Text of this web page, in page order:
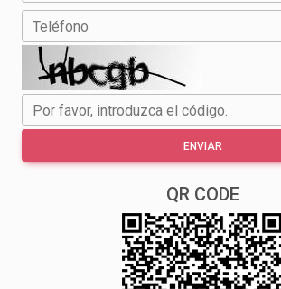
Teléfono
Por favor, introduzca el código.
ENVIAR
QR CODE